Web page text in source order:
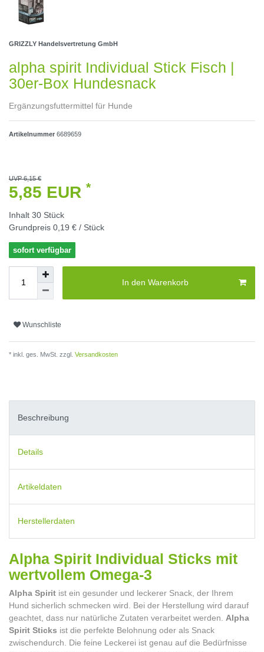
GRIZZLY Handelsvertretung GmbH
alpha spirit Individual Stick Fisch |
30er-Box Hundesnack
Ergänzungsfuttermittel für Hunde
Artikelnummer 6689659
UVP 6,15 €
5,85 EUR *
Inhalt 30 Stück
Grundpreis 0,19 € / Stück
sofort verfügbar
In den Warenkorb
Wunschliste
* inkl. ges. MwSt. zzgl. Versandkosten
Beschreibung
Details
Artikeldaten
Herstellerdaten
Alpha Spirit Individual Sticks mit
wertvollem Omega-3
Alpha Spirit ist ein gesunder und leckerer Snack, der Ihrem
Hund sicherlich schmecken wird. Bei der Herstellung wird darauf
geachtet, dass nur natürliche Zutaten verarbeitet werden. Alpha
Spirit Sticks ist die perfekte Belohnung oder als Snack
zwischendurch. Die feine Leckerei ist genau auf die Bedürfnisse